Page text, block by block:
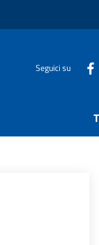
Seguici su